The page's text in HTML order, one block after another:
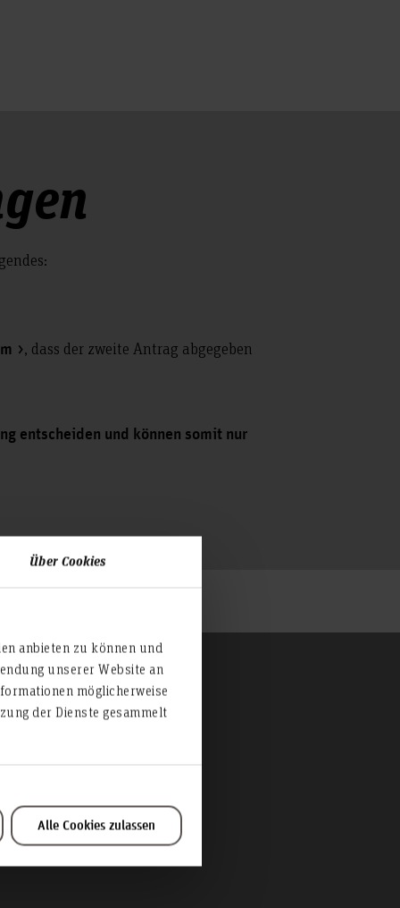
Über Cookies
anbieten zu können und
unserer Website an
möglicherweise
der Dienste gesammelt
Alle Cookies zulassen
, dass der zweite Antrag abgegeben
entscheiden und können somit nur